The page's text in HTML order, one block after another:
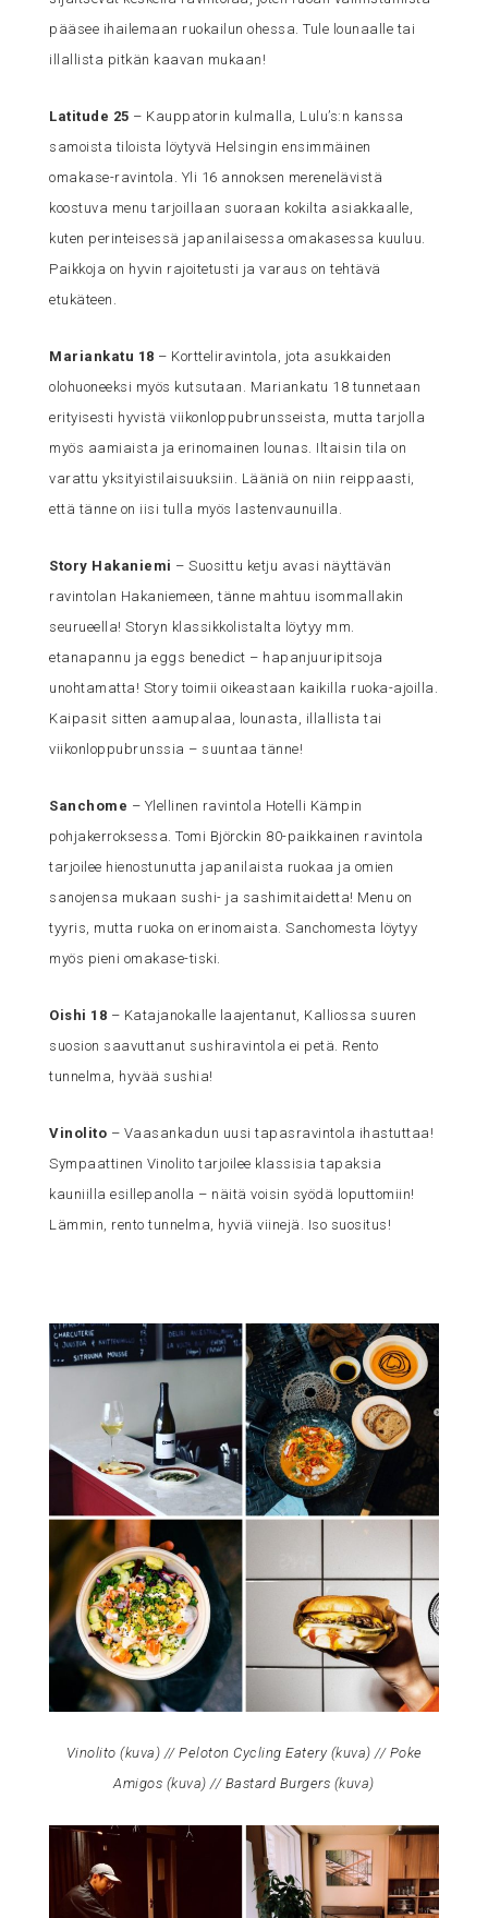
pääsee ihailemaan ruokailun ohessa. Tule lounaalle tai
illallista pitkän kaavan mukaan!
Latitude 25 – Kauppatorin kulmalla, Lulu’s:n kanssa
samoista tiloista löytyvä Helsingin ensimmäinen
omakase-ravintola. Yli 16 annoksen merenelävistä
koostuva menu tarjoillaan suoraan kokilta asiakkaalle,
kuten perinteisessä japanilaisessa omakasessa kuuluu.
Paikkoja on hyvin rajoitetusti ja varaus on tehtävä
etukäteen.
Mariankatu 18 – Kortteliravintola, jota asukkaiden
olohuoneeksi myös kutsutaan. Mariankatu 18 tunnetaan
erityisesti hyvistä viikonloppubrunsseista, mutta tarjolla
myös aamiaista ja erinomainen lounas. Iltaisin tila on
varattu yksityistilaisuuksiin. Lääniä on niin reippaasti,
että tänne on iisi tulla myös lastenvaunuilla.
Story Hakaniemi – Suosittu ketju avasi näyttävän
ravintolan Hakaniemeen, tänne mahtuu isommallakin
seurueella! Storyn klassikkolistalta löytyy mm.
etanapannu ja eggs benedict – hapanjuuripitsoja
unohtamatta! Story toimii oikeastaan kaikilla ruoka-ajoilla.
Kaipasit sitten aamupalaa, lounasta, illallista tai
viikonloppubrunssia – suuntaa tänne!
Sanchome – Ylellinen ravintola Hotelli Kämpin
pohjakerroksessa. Tomi Björckin 80-paikkainen ravintola
tarjoilee hienostunutta japanilaista ruokaa ja omien
sanojensa mukaan sushi- ja sashimitaidetta! Menu on
tyyris, mutta ruoka on erinomaista. Sanchomesta löytyy
myös pieni omakase-tiski.
Oishi 18 – Katajanokalle laajentanut, Kalliossa suuren
suosion saavuttanut sushiravintola ei petä. Rento
tunnelma, hyvää sushia!
Vinolito – Vaasankadun uusi tapasravintola ihastuttaa!
Sympaattinen Vinolito tarjoilee klassisia tapaksia
kauniilla esillepanolla – näitä voisin syödä loputtomiin!
Lämmin, rento tunnelma, hyviä viinejä. Iso suositus!
Vinolito (kuva ) // Peloton Cycling Eatery (kuva) // Poke
Amigos (kuva) // Bastard Burgers (kuva)